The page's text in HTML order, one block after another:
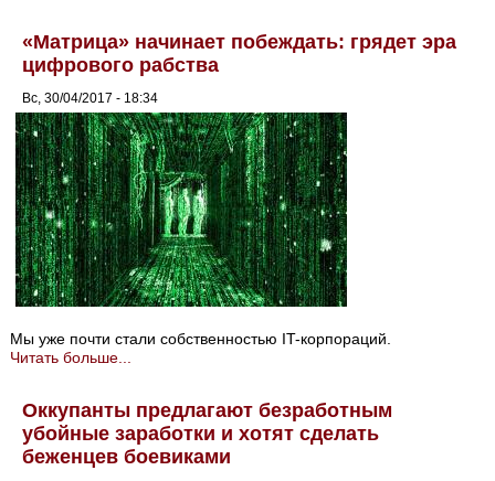
«Матрица» начинает побеждать: грядет эра
цифрового рабства
Вс, 30/04/2017 - 18:34
Мы уже почти стали собственностью IT-корпораций.
Читать больше...
Оккупанты предлагают безработным
убойные заработки и хотят сделать
беженцев боевиками